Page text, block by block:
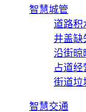
智慧城管
道路积
井盖缺
沿街晾
占道经
街道垃
智慧交通